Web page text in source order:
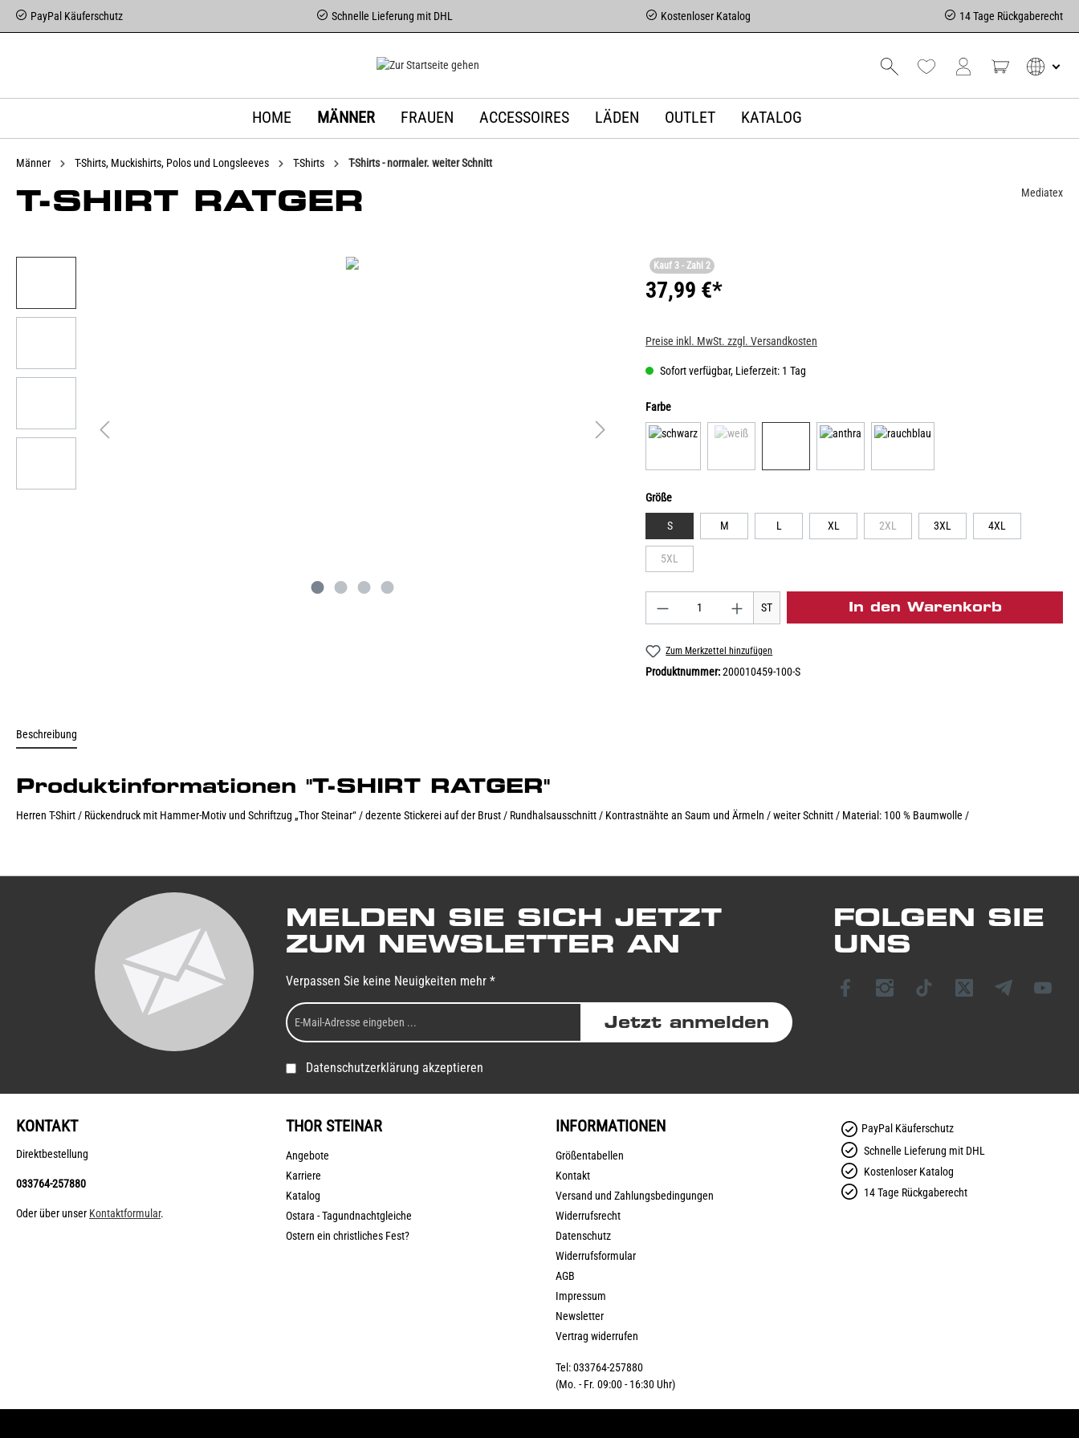
PayPal Käuferschutz Schnelle Lieferung mit DHL Kostenloser Katalog 14 Tage Rückgaberecht
HOME MÄNNER FRAUEN ACCESSOIRES LÄDEN OUTLET KATALOG
Männer T-Shirts, Muckishirts, Polos und Longsleeves T-Shirts T-Shirts - normaler. weiter Schnitt
T-SHIRT RATGER Mediatex
Kauf 3 - Zahl 2
37,99 €*
Preise inkl. MwSt. zzgl. Versandkosten
Sofort verfügbar, Lieferzeit: 1 Tag
Farbe
Größe
S M L XL 2XL 3XL 4XL
5XL
ST In den Warenkorb
Zum Merkzettel hinzufügen
Produktnummer:200010459-100-S
Beschreibung
Produktinformationen "T-SHIRT RATGER"
Herren T-Shirt / Rückendruck mit Hammer-Motiv und Schriftzug „Thor Steinar“ / dezente Stickerei auf der Brust / Rundhalsausschnitt / Kontrastnähte an Saum und Ärmeln / weiter Schnitt / Material: 100 % Baumwolle /
MELDEN SIE SICH JETZT
ZUM NEWSLETTER AN
Verpassen Sie keine Neuigkeiten mehr *
Jetzt anmelden
Datenschutzerklärung akzeptieren
FOLGEN SIE
UNS
KONTAKT
Direktbestellung
033764-257880
Oder über unser Kontaktformular.
THOR STEINAR
Angebote
Karriere
Katalog
Ostara - Tagundnachtgleiche
Ostern ein christliches Fest?
INFORMATIONEN
Größentabellen
Kontakt
Versand und Zahlungsbedingungen
Widerrufsrecht
Datenschutz
Widerrufsformular
AGB
Impressum
Newsletter
Vertrag widerrufen
Tel: 033764-257880
(Mo. - Fr. 09:00 - 16:30 Uhr)
PayPal Käuferschutz
Schnelle Lieferung mit DHL
Kostenloser Katalog
14 Tage Rückgaberecht